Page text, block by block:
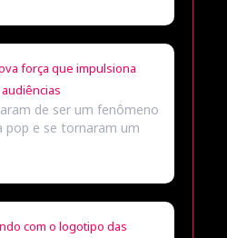
força que impulsiona
de ser um fenômeno
pop e se tornaram um
com o logotipo das